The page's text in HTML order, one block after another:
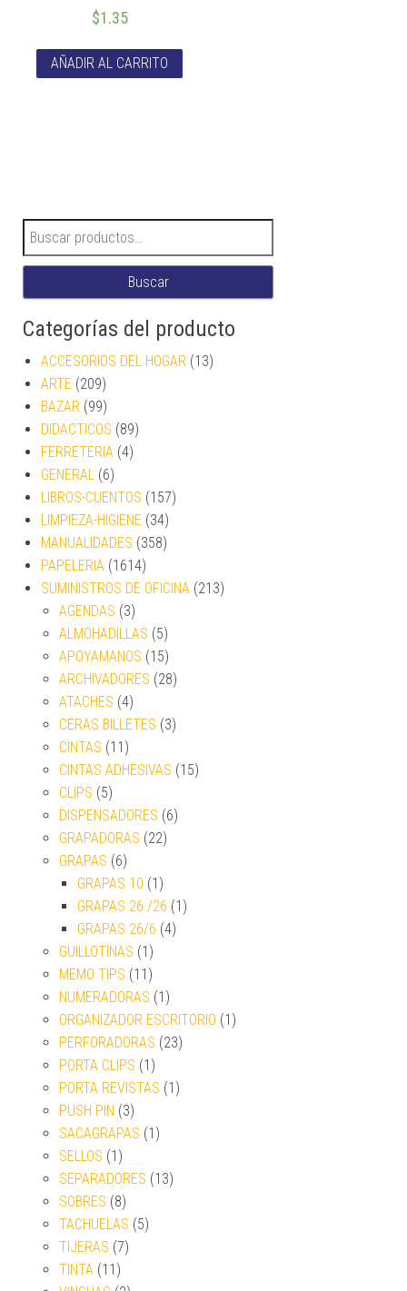
$1.35
AÑADIR AL CARRITO
Buscar por:
Buscar
Categorías del producto
ACCESORIOS DEL HOGAR (13)
ARTE (209)
BAZAR (99)
DIDACTICOS (89)
FERRETERIA (4)
GENERAL (6)
LIBROS-CUENTOS (157)
LIMPIEZA-HIGIENE (34)
MANUALIDADES (358)
PAPELERIA (1614)
SUMINISTROS DE OFICINA (213)
AGENDAS (3)
ALMOHADILLAS (5)
APOYAMANOS (15)
ARCHIVADORES (28)
ATACHES (4)
CERAS BILLETES (3)
CINTAS (11)
CINTAS ADHESIVAS (15)
CLIPS (5)
DISPENSADORES (6)
GRAPADORAS (22)
GRAPAS (6)
GRAPAS 10 (1)
GRAPAS 26 /26 (1)
GRAPAS 26/6 (4)
GUILLOTINAS (1)
MEMO TIPS (11)
NUMERADORAS (1)
ORGANIZADOR ESCRITORIO (1)
PERFORADORAS (23)
PORTA CLIPS (1)
PORTA REVISTAS (1)
PUSH PIN (3)
SACAGRAPAS (1)
SELLOS (1)
SEPARADORES (13)
SOBRES (8)
TACHUELAS (5)
TIJERAS (7)
TINTA (11)